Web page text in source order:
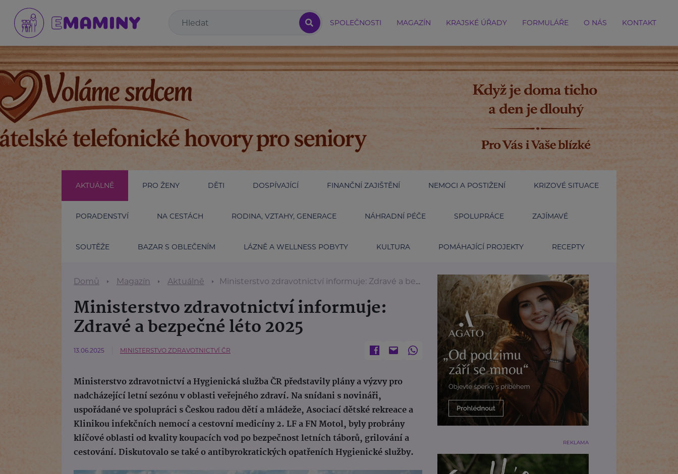
SPOLEČNOSTI MAGAZÍN KRAJSKÉ ÚŘADY FORMULÁŘE O NÁS KONTAKT
AKTUÁLNĚ PRO ŽENY DĚTI DOSPÍVAJÍCÍ FINANČNÍ ZAJIŠTĚNÍ NEMOCI A POSTIŽENÍ KRIZOVÉ SITUACE
PORADENSTVÍ NA CESTÁCH RODINA, VZTAHY, GENERACE NÁHRADNÍ PÉČE SPOLUPRÁCE ZAJÍMAVÉ
SOUTĚŽE BAZAR S OBLEČENÍM LÁZNĚ A WELLNESS POBYTY KULTURA POMÁHAJÍCÍ PROJEKTY RECEPTY
Domů Magazín Aktuálně Ministerstvo zdravotnictví informuje: Zdravé a bezpečné léto 2025
Ministerstvo zdravotnictví informuje:
Zdravé a bezpečné léto 2025
13.06.2025 MINISTERSTVO ZDRAVOTNICTVÍ ČR
Ministerstvo zdravotnictví a Hygienická služba ČR představily plány a výzvy pro
nadcházející letní sezónu v oblasti veřejného zdraví. Na snídani s novináři,
uspořádané ve spolupráci s Českou radou dětí a mládeže, Asociací dětské rekreace a
Klinikou infekčních nemocí a cestovní medicíny 2. LF a FN Motol, byly probrány
klíčové oblasti od kvality koupacích vod po bezpečnost letních táborů, grilování a
cestování. Diskutovalo se také o antibyrokratických opatřeních Hygienické služby.
REKLAMA